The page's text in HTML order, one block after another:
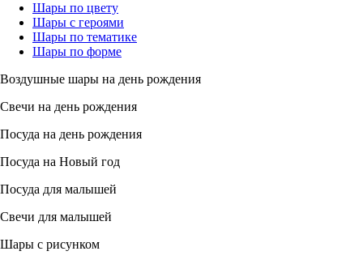
Шары по цвету
Шары с героями
Шары по тематике
Шары по форме
Воздушные шары на день рождения
Свечи на день рождения
Посуда на день рождения
Посуда на Новый год
Посуда для малышей
Свечи для малышей
Шары с рисунком